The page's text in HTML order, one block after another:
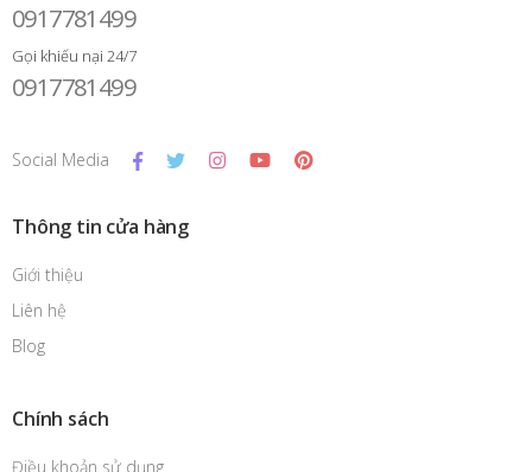
0917781499
Gọi khiếu nại 24/7
0917781499
Social Media
Thông tin cửa hàng
Giới thiệu
Liên hệ
Blog
Chính sách
Điều khoản sử dụng